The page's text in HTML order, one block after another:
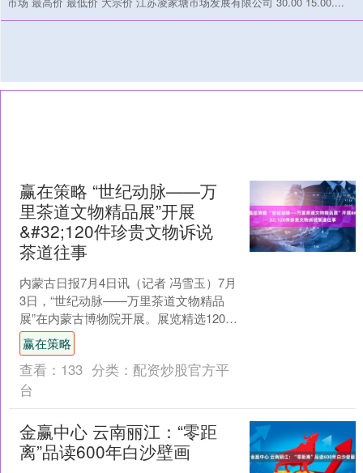
赢在策略 “世纪动脉——万
里茶道文物精品展”开展
&#32;120件珍贵文物诉说
茶道往事
内蒙古日报7月4日讯（记者 冯雪玉）7月
3日，“世纪动脉——万里茶道文物精品
展”在内蒙古博物院开展。展览精选120余
件套文物，通过“茶道渊源”“茶联南北”“商
业....
赢在策略
查看： 133 分类： 配资炒股官方平
台
金赢中心 云南丽江：“零距
离”品读600年白沙壁画